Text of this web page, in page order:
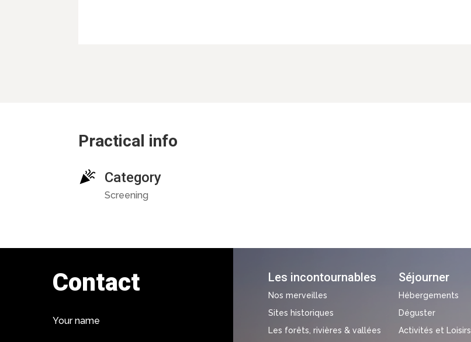
Practical info
Category
Screening
Les incontournables
Nos merveilles
Sites historiques
Les forêts, rivières & vallées
Séjourner
Hébergements
Déguster
Activités et Loisirs
Contact
Your name